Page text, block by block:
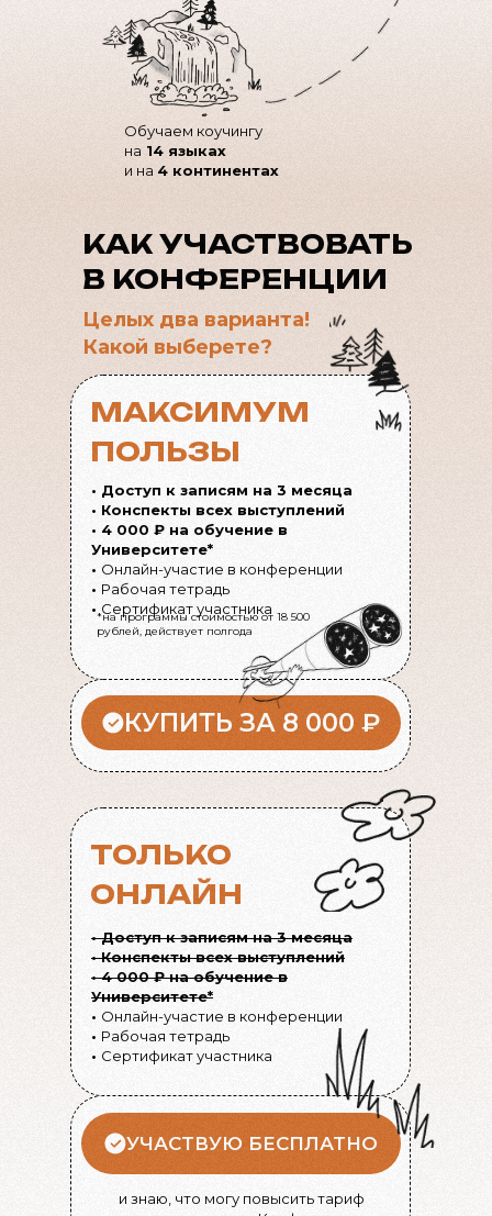
Обучаем коучингу
на 14 языках
и на 4 континентах
УЧАСТВУЮ БЕСПЛАТНО
ТОЛЬКО
ОНЛАЙН
• Доступ к записям на 3 месяца
• Конспекты всех выступлений
• 4 000 ₽ на обучение в
Университете*
• Онлайн-участие в конференции
• Рабочая тетрадь
• Сертификат участника
и знаю, что могу повысить тариф
МАКСИМУМ
ПОЛЬЗЫ
• Доступ к записям на 3 месяца
• Конспекты всех выступлений
• 4 000 ₽ на обучение в
Университете*
• Онлайн-участие в конференции
• Рабочая тетрадь
• Сертификат участника
*на программы стоимостью от 18 500
рублей, действует полгода
Целых два варианта!
Какой выберете?
КАК УЧАСТВОВАТЬ
В КОНФЕРЕНЦИИ
КУПИТЬ ЗА 8 000 ₽